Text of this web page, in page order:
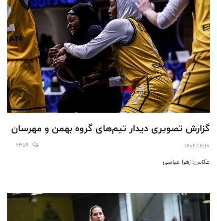
گزارش تصویری دیدار تیم‌های گروه بهمن و مهرسان
1402/12/17
6459
عکاس: زهرا عباسی